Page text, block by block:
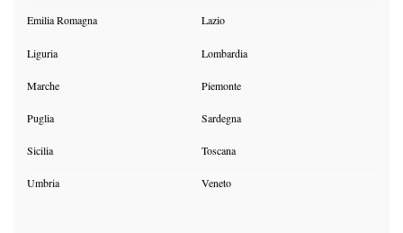
Emilia Romagna Lazio
Liguria Lombardia
Marche Piemonte
Puglia Sardegna
Sicilia Toscana
Umbria Veneto